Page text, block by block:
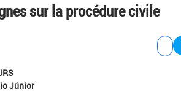
sur la procédure civile
Júnior